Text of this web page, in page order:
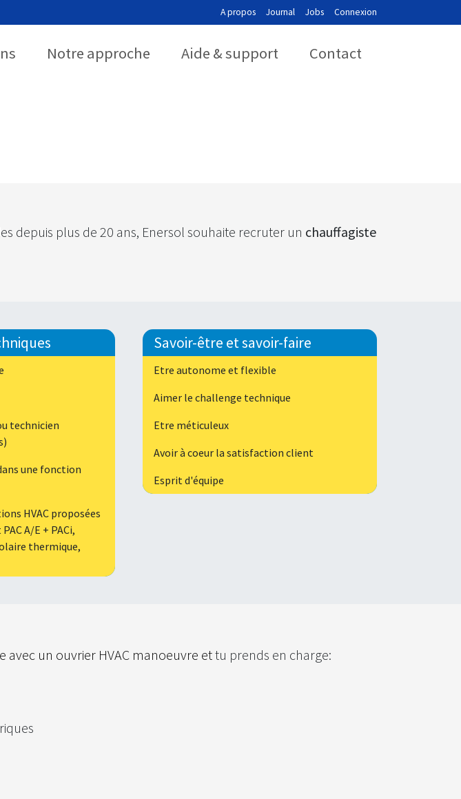
A propos Journal Jobs Connexion
Notre approche Aide & support Contact
depuis plus de 20 ans, Enersol souhaite recruter un chauffagiste
technicien
une fonction
HVAC proposées
A/E + PACi,
thermique,
Savoir-être et savoir-faire
Etre autonome et flexible
Aimer le challenge technique
Etre méticuleux
Avoir à coeur la satisfaction client
Esprit d'équipe
avec un ouvrier HVAC manoeuvre ettu prends en charge: